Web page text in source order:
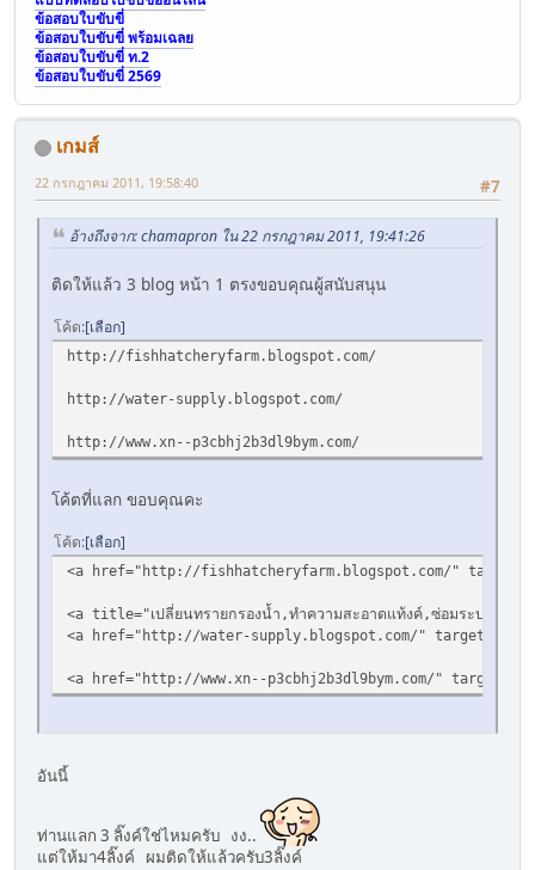
ข้อสอบใบขับขี่
ข้อสอบใบขับขี่ พร้อมเฉลย
ข้อสอบใบขับขี่ ท.2
ข้อสอบใบขับขี่ 2569
เกมส์
#7
22 กรกฎาคม 2011, 19:58:40
อ้างถึงจาก: chamapron ใน 22 กรกฎาคม 2011, 19:41:26
ติดให้แล้ว 3 blog หน้า 1 ตรงขอบคุณผู้สนับสนุน
โค้ด เลือก
http://fishhatcheryfarm.blogspot.com/
http://water-supply.blogspot.com/
http://www.xn--p3cbhj2b3dl9bym.com/
โค้ตที่แลก ขอบคุณคะ
โค้ด เลือก
<a href="http://fishhatcheryfarm.blogspot.com/"
<a title="เปลี่ยนทรายกรองน้ำ,ทำความสะอาดแท้งค์,ซ่อมระบบป
<a href="http://water-supply.blogspot.com/"
<a href="http://www.xn--p3cbhj2b3dl9bym.com/"
อันนี้
ท่านแลก 3 ลิ๊งค์ใช่ไหมครับ งง..
แต่ให้มา4ลิ๊งค์ ผมติดให้แล้วครับ3ลิ๊งค์